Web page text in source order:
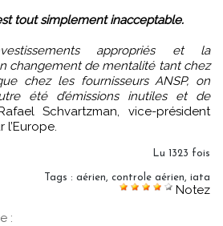
tout simplement inacceptable.
appropriés et la
changement de mentalité tant chez
chez les fournisseurs ANSP, on
été d’émissions inutiles et de
Schvartzman, vice-président
l’Europe.
Lu 1323 fois
Tags : aérien, controle aérien, iata
Notez
: